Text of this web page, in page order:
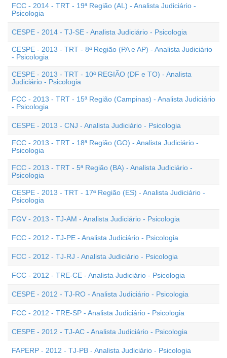
FCC - 2014 - TRT - 19ª Região (AL) - Analista Judiciário -
Psicologia
CESPE - 2014 - TJ-SE - Analista Judiciário - Psicologia
CESPE - 2013 - TRT - 8ª Região (PA e AP) - Analista Judiciário
- Psicologia
CESPE - 2013 - TRT - 10ª REGIÃO (DF e TO) - Analista
Judiciário - Psicologia
FCC - 2013 - TRT - 15ª Região (Campinas) - Analista Judiciário
- Psicologia
CESPE - 2013 - CNJ - Analista Judiciário - Psicologia
FCC - 2013 - TRT - 18ª Região (GO) - Analista Judiciário -
Psicologia
FCC - 2013 - TRT - 5ª Região (BA) - Analista Judiciário -
Psicologia
CESPE - 2013 - TRT - 17ª Região (ES) - Analista Judiciário -
Psicologia
FGV - 2013 - TJ-AM - Analista Judiciário - Psicologia
FCC - 2012 - TJ-PE - Analista Judiciário - Psicologia
FCC - 2012 - TJ-RJ - Analista Judiciário - Psicologia
FCC - 2012 - TRE-CE - Analista Judiciário - Psicologia
CESPE - 2012 - TJ-RO - Analista Judiciário - Psicologia
FCC - 2012 - TRE-SP - Analista Judiciário - Psicologia
CESPE - 2012 - TJ-AC - Analista Judiciário - Psicologia
FAPERP - 2012 - TJ-PB - Analista Judiciário - Psicologia